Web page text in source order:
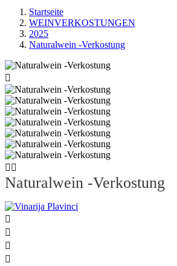
Startseite
WEINVERKOSTUNGEN
2025
Naturalwein -Verkostung

 
Naturalwein -Verkostung



